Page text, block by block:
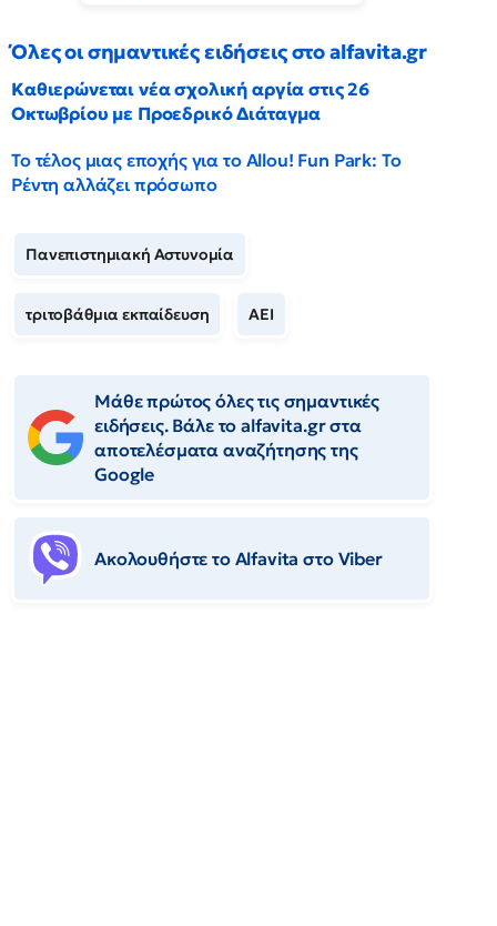
Όλες οι σημαντικές ειδήσεις στο alfavita.gr
Καθιερώνεται νέα σχολική αργία στις 26
Οκτωβρίου με Προεδρικό Διάταγμα
Το τέλος μιας εποχής για το Allou! Fun Park: Το
Ρέντη αλλάζει πρόσωπο
Πανεπιστημιακή Αστυνομία
τριτοβάθμια εκπαίδευση ΑΕΙ
Μάθε πρώτος όλες τις σημαντικές
ειδήσεις. Βάλε το alfavita.gr στα
αποτελέσματα αναζήτησης της
Google
Ακολουθήστε το Αlfavita στο Viber